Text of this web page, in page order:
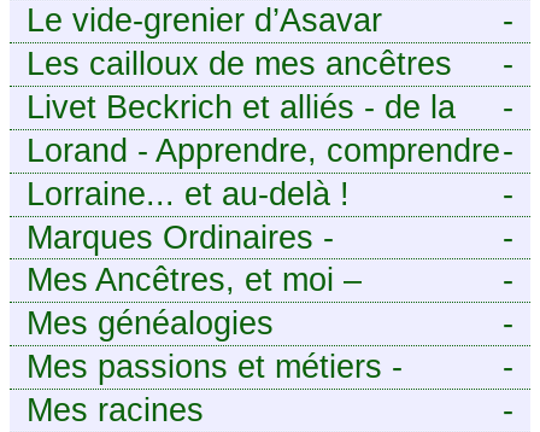
-
Le vide-grenier d’Asavar
-
Les cailloux de mes ancêtres
-
Livet Beckrich et alliés - de la
généalogie à l’écriture.
-
Lorand - Apprendre, comprendre
et transmettre pour exister.
(Descartes)
-
Lorraine... et au-delà !
-
Marques Ordinaires -
Généalogie de Moselle et
d’ailleurs
-
Mes Ancêtres, et moi –
Découvrez mes aïeux en Ille-et-
Vilaine et ailleurs
-
Mes généalogies
-
Mes passions et métiers -
Généalogie et Tir à l’Arc
-
Mes racines